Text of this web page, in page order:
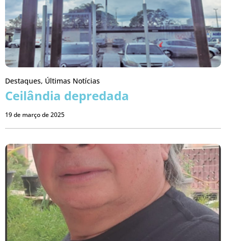
Destaques, Últimas Notícias
Ceilândia depredada
19 de março de 2025